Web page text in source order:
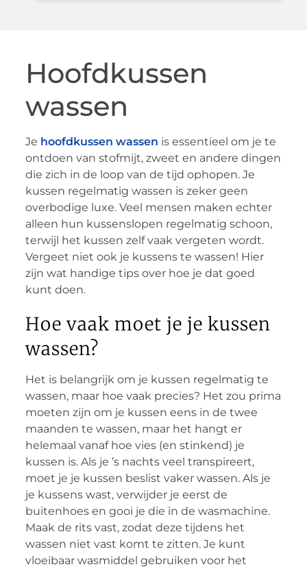
Hoofdkussen
wassen
Je hoofdkussen wassen is essentieel om je te
ontdoen van stofmijt, zweet en andere dingen
die zich in de loop van de tijd ophopen. Je
kussen regelmatig wassen is zeker geen
overbodige luxe. Veel mensen maken echter
alleen hun kussenslopen regelmatig schoon,
terwijl het kussen zelf vaak vergeten wordt.
Vergeet niet ook je kussens te wassen! Hier
zijn wat handige tips over hoe je dat goed
kunt doen.
Hoe vaak moet je je kussen
wassen?
Het is belangrijk om je kussen regelmatig te
wassen, maar hoe vaak precies? Het zou prima
moeten zijn om je kussen eens in de twee
maanden te wassen, maar het hangt er
helemaal vanaf hoe vies (en stinkend) je
kussen is. Als je ’s nachts veel transpireert,
moet je je kussen beslist vaker wassen. Als je
je kussens wast, verwijder je eerst de
buitenhoes en gooi je die in de wasmachine.
Maak de rits vast, zodat deze tijdens het
wassen niet vast komt te zitten. Je kunt
vloeibaar wasmiddel gebruiken voor het